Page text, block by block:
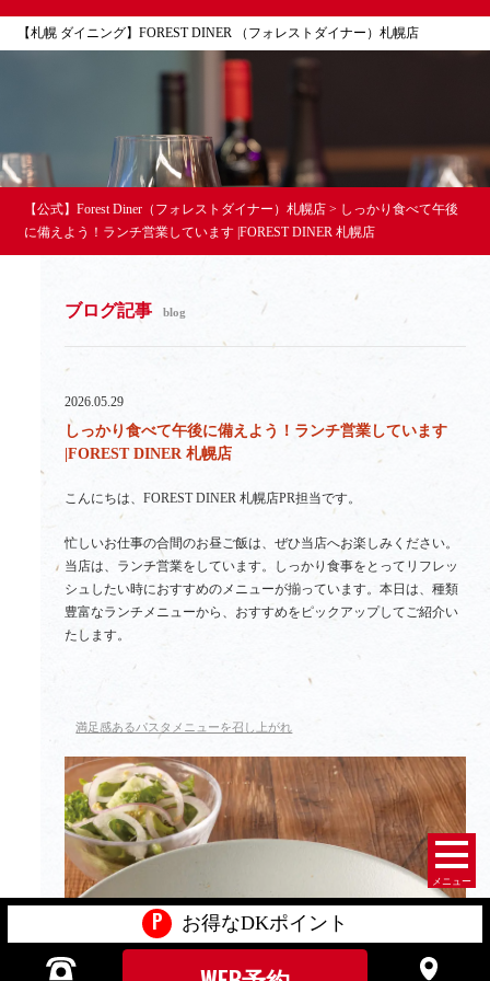
【札幌 ダイニング】FOREST DINER （フォレストダイナー）札幌店
メニュー
【公式】Forest Diner（フォレストダイナー）札幌店 > しっかり食べて午後
に備えよう！ランチ営業しています |FOREST DINER 札幌店
ブログ記事 blog
2026.05.29
しっかり食べて午後に備えよう！ランチ営業しています
|FOREST DINER 札幌店
こんにちは、FOREST DINER 札幌店PR担当です。
忙しいお仕事の合間のお昼ご飯は、ぜひ当店へお楽しみください。
当店は、ランチ営業をしています。しっかり食事をとってリフレッ
シュしたい時におすすめのメニューが揃っています。本日は、種類
豊富なランチメニューから、おすすめをピックアップしてご紹介い
たします。
満足感あるパスタメニューを召し上がれ
P お得なDKポイント